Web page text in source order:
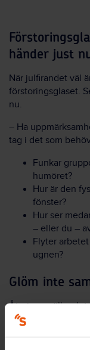
händer just
När julfirandet väl
förstoringsglaset.
nu.
– Ha
tag i det som
Funkar
humöret?
Hur är den
fönster?
Hur ser
– eller du –
Flyter
ugnen?
Glöm inte
Återigen gäller det
avvikelser.